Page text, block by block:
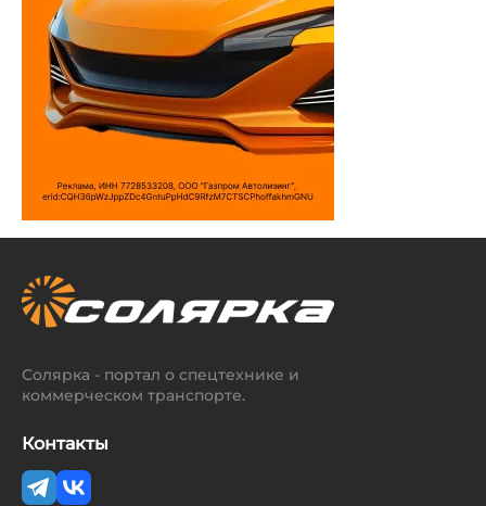
Солярка - портал о спецтехнике и
коммерческом транспорте.
Контакты